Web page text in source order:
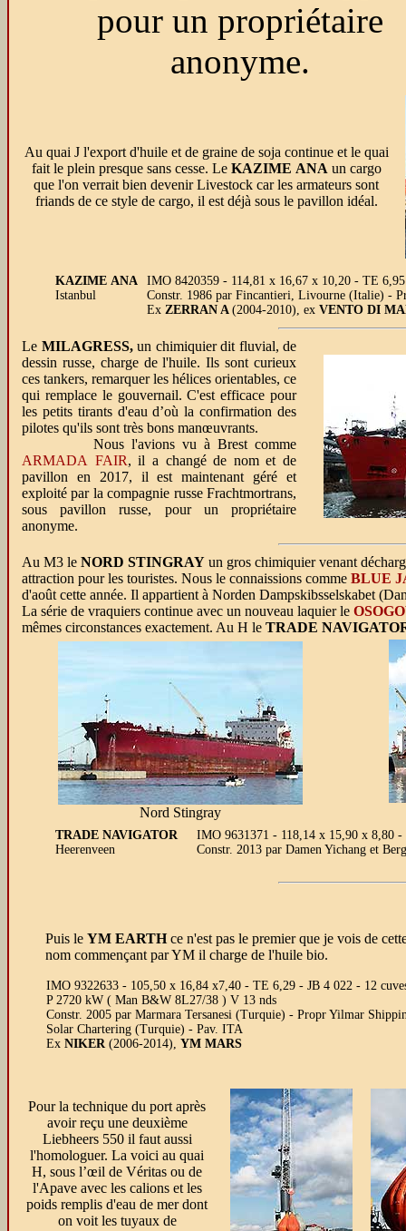
pour un propriétaire
anonyme.
Au quai J l'export d'huile et de graine de soja continue et le quai
fait le plein presque sans cesse. Le KAZIME ANA un cargo
que l'on verrait bien devenir Livestock car les armateurs sont
friands de ce style de cargo, il est déjà sous le pavillon idéal.
KAZIME ANA
Istanbul
IMO 8420359 - 114,81 x 16,67 x 10,20 - TE
Constr. 1986 par Fincantieri, Livourne (Italie) -
Ex ZERRAN A (2004-2010), ex VENTO DI
Le MILAGRESS, un chimiquier dit fluvial, de
dessin russe, charge de l'huile. Ils sont curieux
ces tankers, remarquer les hélices orientables, ce
qui remplace le gouvernail. C'est efficace pour
les petits tirants d'eau d’où la confirmation des
pilotes qu'ils sont très bons manœuvrants.
Nous l'avions vu à Brest comme
ARMADA FAIR,il a changé de nom et de
pavillon en 2017, il est maintenant géré et
exploité par la compagnie russe Frachtmortrans,
sous pavillon russe, pour un propriétaire
anonyme.
Au M3 le NORD STINGRAY un gros chimiquier venant
attraction pour les touristes. Nous le connaissions comme BLUE
d'août cette année. Il appartient à Norden Dampskibsselskabet
La série de vraquiers continue avec un nouveau laquier le
mêmes circonstances exactement. Au H le TRADE
Nord Stingray
TRADE NAVIGATOR
Heerenveen
IMO 9631371 - 118,14 x 15,90 x 8,80
Constr. 2013 par Damen Yichang et
Puis le YM EARTHce n'est pas le premier que je vois de
nom commençant par YM il charge de l'huile bio.
IMO 9322633 - 105,50 x 16,84 x7,40 - TE 6,29 - JB 4 022 - 12
P 2720 kW ( Man B&W 8L27/38 ) V 13 nds
Constr. 2005 par Marmara Tersanesi (Turquie) - Propr Yilmar
Solar Chartering (Turquie) - Pav. ITA
Ex NIKER(2006-2014), YM MARS
Pour la technique du port après
avoir reçu une deuxième
Liebheers 550 il faut aussi
l'homologuer. La voici au quai
H, sous l’œil de Véritas ou de
l'Apave avec les calions et les
poids remplis d'eau de mer dont
on voit les tuyaux de